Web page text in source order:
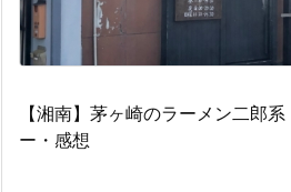
【湘南】茅ヶ崎のラーメン二郎
ー・感想